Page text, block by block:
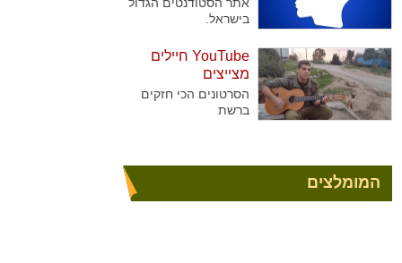
בישראל.
YouTube חיילים
מצייצים
הסרטונים הכי חזקים
ברשת
המומלצים